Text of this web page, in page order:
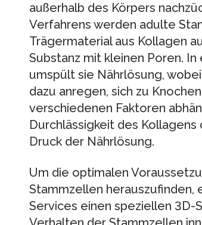
außerhalb des Körpers
Verfahrens werden adulte
Trägermaterial aus Kollagen
Substanz mit kleinen Poren.
umspült sie Nährlösung,
dazu anregen, sich zu
verschiedenen Faktoren
Durchlässigkeit des
Druck der Nährlösung.
Um die optimalen
Stammzellen herauszufinden,
Services einen speziellen 3D-